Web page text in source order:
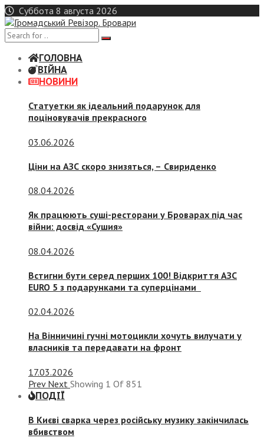
Skip
to
content
Суббота 8 августа 2026
ГОЛОВНА
ВІЙНА
НОВИНИ
Статуетки як ідеальний подарунок для
поціновувачів прекрасного
03.06.2026
Ціни на АЗС скоро знизяться, – Свириденко
08.04.2026
Як працюють суші-ресторани у Броварах під час
війни: досвід «Сушия»
08.04.2026
Встигни бути серед перших 100! Відкриття АЗС
EURO 5 з подарунками та суперцінами
02.04.2026
На Вінничині гучні мотоцикли хочуть вилучати у
власників та передавати на фронт
17.03.2026
Prev Next Showing 1 Of 851
ПОДІЇ
В Києві сварка через російську музику закінчилась
вбивством